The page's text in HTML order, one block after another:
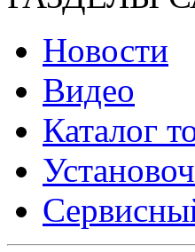
Новости
Видео
Каталог